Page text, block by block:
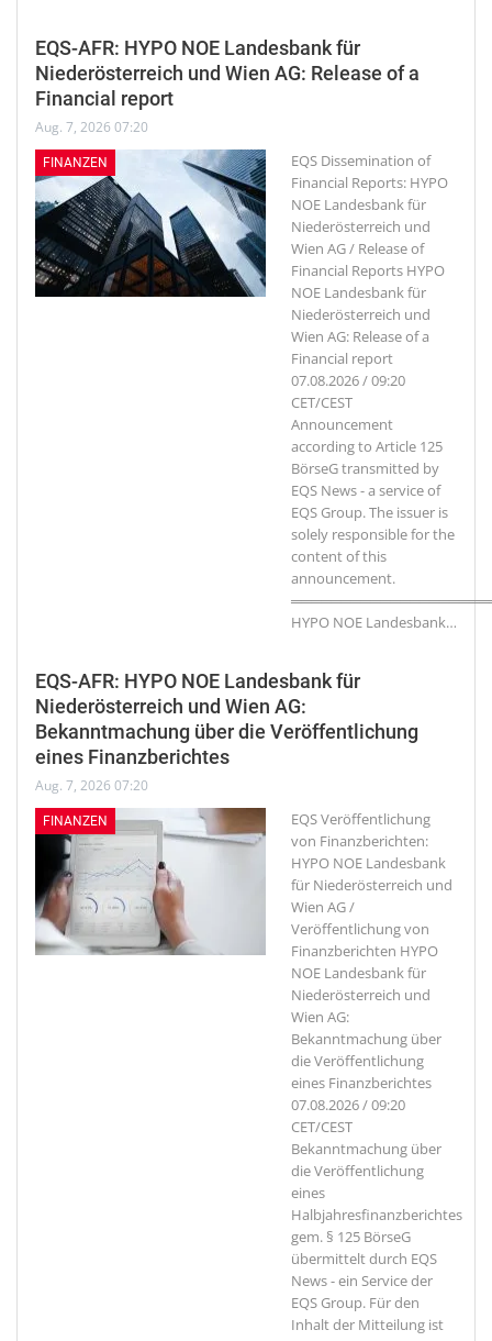
EQS-AFR: HYPO NOE Landesbank für
Niederösterreich und Wien AG: Release of a
Financial report
Aug. 7, 2026 07:20
FINANZEN
EQS Dissemination of
Financial Reports: HYPO
NOE Landesbank für
Niederösterreich und
Wien AG / Release of
Financial Reports HYPO
NOE Landesbank für
Niederösterreich und
Wien AG: Release of a
Financial report
07.08.2026 / 09:20
CET/CEST
Announcement
according to Article 125
BörseG transmitted by
EQS News - a service of
EQS Group. The issuer is
solely responsible for the
content of this
announcement.
HYPO NOE Landesbank…
EQS-AFR: HYPO NOE Landesbank für
Niederösterreich und Wien AG:
Bekanntmachung über die Veröffentlichung
eines Finanzberichtes
Aug. 7, 2026 07:20
FINANZEN
EQS Veröffentlichung
von Finanzberichten:
HYPO NOE Landesbank
für Niederösterreich und
Wien AG /
Veröffentlichung von
Finanzberichten HYPO
NOE Landesbank für
Niederösterreich und
Wien AG:
Bekanntmachung über
die Veröffentlichung
eines Finanzberichtes
07.08.2026 / 09:20
CET/CEST
Bekanntmachung über
die Veröffentlichung
eines
Halbjahresfinanzberichtes
gem. § 125 BörseG
übermittelt durch EQS
News - ein Service der
EQS Group. Für den
Inhalt der Mitteilung ist